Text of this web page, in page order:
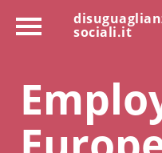
sociali.it